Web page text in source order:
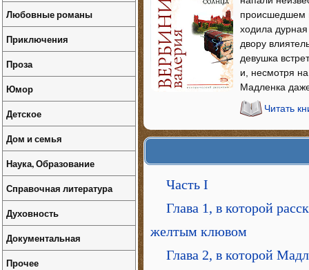
происшедшем
ходила
двору
девушка
и, несмотря
Мадленка
Читать
Часть I
Глава 1, в которой
желтым клювом
Глава 2, в которой
Любовные романы
Приключения
Проза
Юмор
Детское
Дом и семья
Наука, Образование
Справочная литература
Духовность
Документальная
Прочее